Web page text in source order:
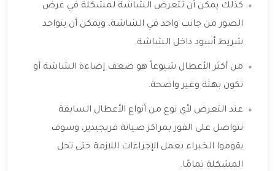
كذلك يمكن أن تتعرض الشاشة لمشكلة في عرض
الصور من جانب واحد في الشاشة، ويمكن أن يتواجد
شريط أسود داخل الشاشة.
من أكثر الأعطال شيوعاً هو ضعف إضاءة الشاشة أو
تكون بهتة وغير واضحة.
عند التعرض لأي نوع من أنواع الأعطال السابقة
نتواصل على الفور بمراكز صيانة فريجيدير، وسوف
يقوموا الخبراء بعمل الإجراءات اللازمة حتى تحل
المشكلة تمامًا.